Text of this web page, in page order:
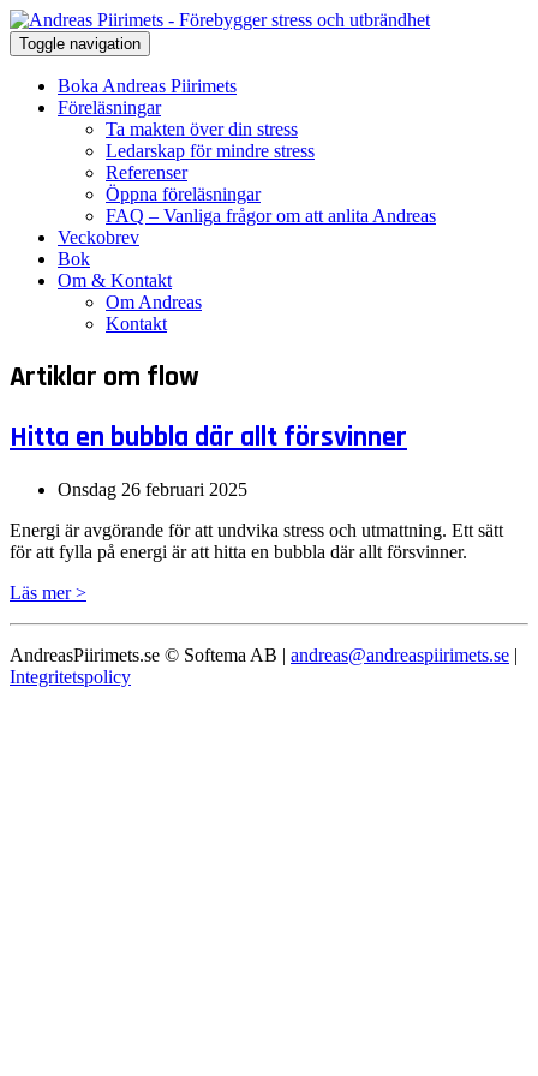
Toggle navigation
Boka Andreas Piirimets
Föreläsningar
Ta makten över din stress
Ledarskap för mindre stress
Referenser
Öppna föreläsningar
FAQ – Vanliga frågor om att anlita Andreas
Veckobrev
Bok
Om & Kontakt
Om Andreas
Kontakt
Artiklar om flow
Hitta en bubbla där allt försvinner
Onsdag 26 februari 2025
Energi är avgörande för att undvika stress och utmattning. Ett sätt
för att fylla på energi är att hitta en bubbla där allt försvinner.
Läs mer >
AndreasPiirimets.se © Softema AB | andreas@andreaspiirimets.se |
Integritetspolicy